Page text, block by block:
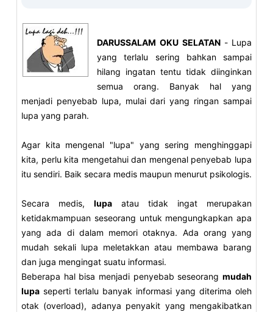
DARUSSALAM OKU SELATAN - Lupa
yang terlalu sering bahkan sampai
hilang ingatan tentu tidak diinginkan
semua orang. Banyak hal yang
menjadi penyebab lupa, mulai dari yang ringan sampai
lupa yang parah.
Agar kita mengenal "lupa" yang sering menghinggapi
kita, perlu kita mengetahui dan mengenal penyebab lupa
itu sendiri. Baik secara medis maupun menurut psikologis.
Secara medis, lupa atau tidak ingat merupakan
ketidakmampuan seseorang untuk mengungkapkan apa
yang ada di dalam memori otaknya. Ada orang yang
mudah sekali lupa meletakkan atau membawa barang
dan juga mengingat suatu informasi.
Beberapa hal bisa menjadi penyebab seseorang mudah
lupa seperti terlalu banyak informasi yang diterima oleh
otak (overload), adanya penyakit yang mengakibatkan